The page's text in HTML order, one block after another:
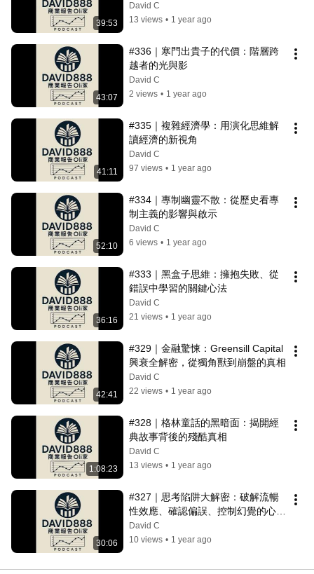
39:53
David C
13 views • 1 year ago
43:07
#336｜寒門出貴子的代價：階層跨
越者的光與影
David C
2 views • 1 year ago
41:11
#335｜複雜經濟學：用演化思維解
讀經濟的新視角
David C
97 views • 1 year ago
52:10
#334｜專制幽靈不散：從歷史看專
制主義的影響與啟示
David C
6 views • 1 year ago
36:16
#333｜黑盒子思維：擁抱失敗、從
錯誤中學習的關鍵心法
David C
21 views • 1 year ago
42:41
#329｜金融驚悚：Greensill Capital
興衰全解密，從獨角獸到崩盤的真相
David C
22 views • 1 year ago
1:08:23
#328｜格林童話的黑暗面：揭開經
典故事背後的殘酷真相
David C
13 views • 1 year ago
30:06
#327｜思考陷阱大解密：破解流暢
性效應、確認偏誤、控制幻覺的心理
地圖
David C
10 views • 1 year ago